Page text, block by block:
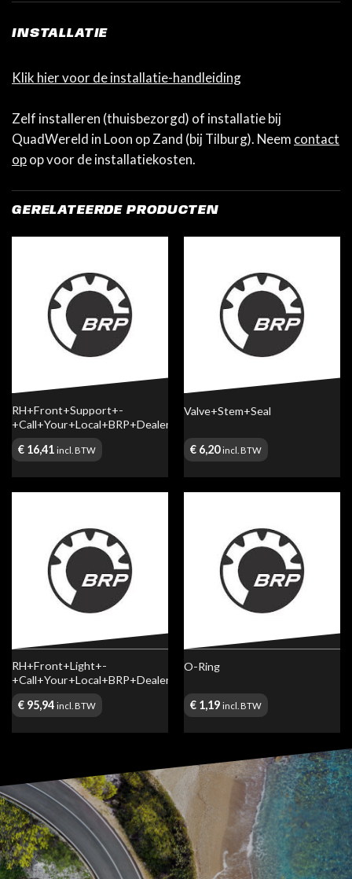
INSTALLATIE
Klik hier voor de installatie-handleiding
Zelf installeren (thuisbezorgd) of installatie bij
QuadWereld in Loon op Zand (bij Tilburg). Neem contact
opop voor de installatiekosten.
GERELATEERDE PRODUCTEN
RH+Front+Support+-
+Call+Your+Local+BRP+Dealership
€16,41 incl. BTW
Valve+Stem+Seal
€6,20 incl. BTW
RH+Front+Light+-
+Call+Your+Local+BRP+Dealership+|+Includes+7+to+9
€95,94 incl. BTW
O-Ring
€1,19 incl. BTW